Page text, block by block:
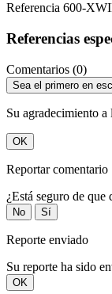
Referencia 600-
Referencias
Comentarios (0)
Sea el primero en
Su agradecimiento a
OK
Reportar comentario
¿Está seguro de que
No Sí
Reporte enviado
Su reporte ha sido
OK